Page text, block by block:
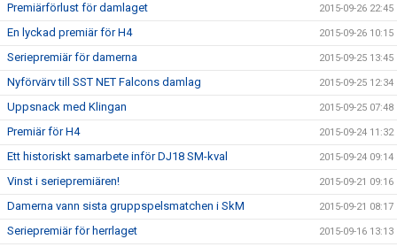
Premiärförlust för damlaget 2015-09-26 22:45
En lyckad premiär för H4 2015-09-26 10:15
Seriepremiär för damerna 2015-09-25 13:45
Nyförvärv till SST NET Falcons damlag 2015-09-25 12:34
Uppsnack med Klingan 2015-09-25 07:48
Premiär för H4 2015-09-24 11:32
Ett historiskt samarbete inför DJ18 SM-kval 2015-09-24 09:14
Vinst i seriepremiären! 2015-09-21 09:16
Damerna vann sista gruppspelsmatchen i SkM 2015-09-21 08:17
Seriepremiär för herrlaget 2015-09-16 13:13